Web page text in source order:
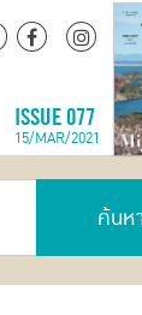
ISSUE 077
15/MAR/2021
ค้น